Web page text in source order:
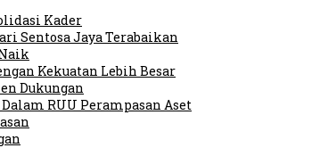
Kader
Sentosa Jaya Terabaikan
Kekuatan Lebih Besar
Dukungan
RUU Perampasan Aset